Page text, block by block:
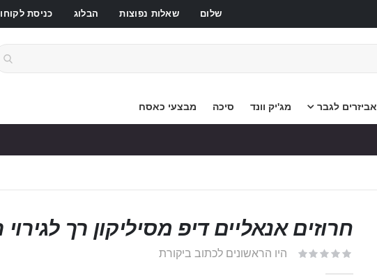
שלום שאלות נפוצות הבלוג כניסת
אביזרים לגבר מג'יק וונד סיכה מבצעי כאסח
חרוזים אנאליים דיפ מסיליקון רך
היו הראשונים לכתוב ביקורת